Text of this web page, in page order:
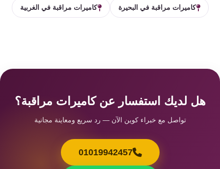
كاميرات مراقبة في البحيرة كاميرات مراقبة في الغربية
هل لديك استفسار عن كاميرات مراقبة؟
تواصل مع خبراء كوين الآن — رد سريع ومعاينة مجانية
01019942457